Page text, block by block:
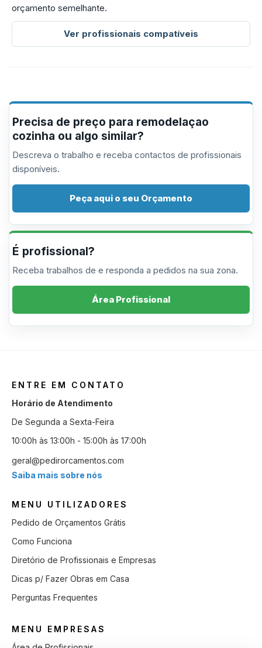
orçamento semelhante.
Ver profissionais compatíveis
Precisa de preço para remodelaçao
cozinha ou algo similar?
Descreva o trabalho e receba contactos de profissionais
disponíveis.
Peça aqui o seu Orçamento
É profissional?
Receba trabalhos de e responda a pedidos na sua zona.
Área Profissional
ENTRE EM CONTATO
Horário de Atendimento
De Segunda a Sexta-Feira
10:00h às 13:00h - 15:00h às 17:00h
geral@pedirorcamentos.com
Saiba mais sobre nós
MENU UTILIZADORES
Pedido de Orçamentos Grátis
Como Funciona
Diretório de Profissionais e Empresas
Dicas p/ Fazer Obras em Casa
Perguntas Frequentes
MENU EMPRESAS